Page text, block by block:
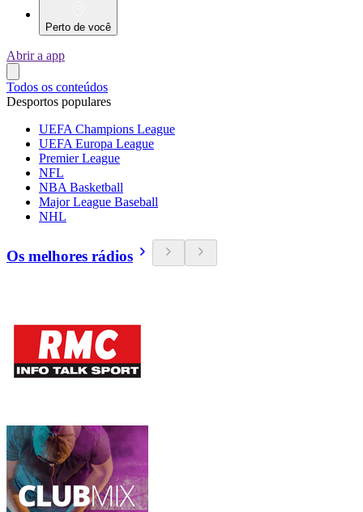
Perto de você
Abrir a app
Todos os conteúdos
Desportos populares
UEFA Champions League
UEFA Europa League
Premier League
NFL
NBA Basketball
Major League Baseball
NHL
Os melhores rádios